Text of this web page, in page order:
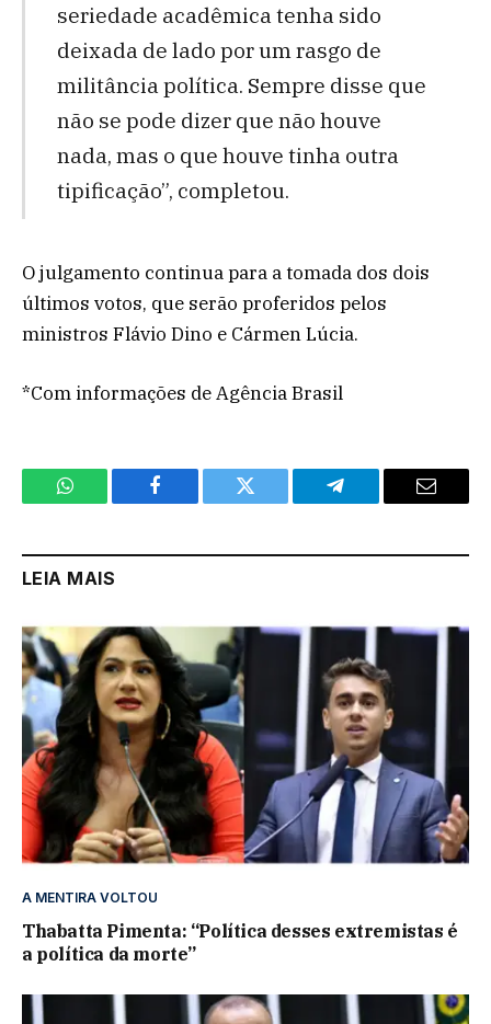
seriedade acadêmica tenha sido
deixada de lado por um rasgo de
militância política. Sempre disse que
não se pode dizer que não houve
nada, mas o que houve tinha outra
tipificação”, completou.
O julgamento continua para a tomada dos dois
últimos votos, que serão proferidos pelos
ministros Flávio Dino e Cármen Lúcia.
*Com informações de Agência Brasil
WhatsApp Facebook Twitter Telegram Email
LEIA MAIS
A MENTIRA VOLTOU
Thabatta Pimenta: “Política desses extremistas é
a política da morte”